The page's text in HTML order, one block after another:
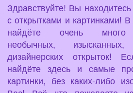
Здравствуйте! Вы
с открытками и картинками!
найдёте очень много
необычных, изысканных,
дизайнерских открыток!
найдёте здесь и самые
картинки, без каких-либо